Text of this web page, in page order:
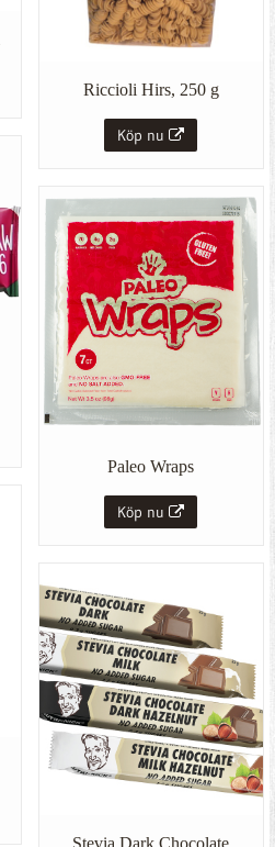
Riccioli Hirs, 250 g
Köp nu
Paleo Wraps
Köp nu
Stevia Dark Chocolate